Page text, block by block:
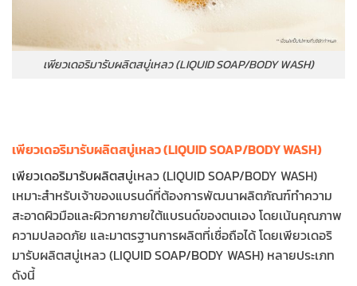
เพียวเดอริมารับผลิตสบู่เหลว (LIQUID SOAP/BODY WASH)
เพียวเดอริมารับผลิตสบู่เหลว (LIQUID SOAP/BODY WASH)
เพียวเดอริมารับผลิตสบู่เหลว (LIQUID SOAP/BODY WASH)
เหมาะสำหรับเจ้าของแบรนด์ที่ต้องการพัฒนาผลิตภัณฑ์ทำความ
สะอาดผิวมือและผิวกายภายใต้แบรนด์ของตนเอง โดยเน้นคุณภาพ
ความปลอดภัย และมาตรฐานการผลิตที่เชื่อถือได้ โดยเพียวเดอริ
มารับผลิตสบู่เหลว (LIQUID SOAP/BODY WASH) หลายประเภท
ดังนี้